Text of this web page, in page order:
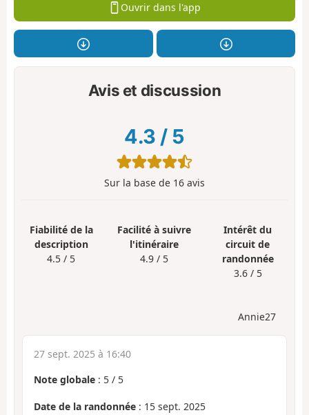
Ouvrir dans l'app
Avis et discussion
4.3 / 5
Sur la base de 16 avis
Fiabilité de la
description
4.5 / 5
Facilité à suivre
l'itinéraire
4.9 / 5
Intérêt du
circuit de
randonnée
3.6 / 5
Annie27
27 sept. 2025 à 16:40
Note globale : 5 / 5
Date de la randonnée : 15 sept. 2025